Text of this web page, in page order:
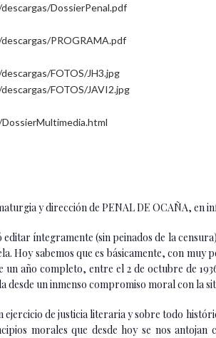
DossierPenal.pdf
PROGRAMA.pdf
FOTOS/JH3.jpg
FOTOS/JAVI2.jpg
y dirección de PENAL DE OCAÑA, en
íntegramente (sin peinados de la
Hoy sabemos que es básicamente, con
año completo, entre el 2 de octubre de
un inmenso compromiso moral con la
de justicia literaria y sobre todo
morales que desde hoy se nos antojan